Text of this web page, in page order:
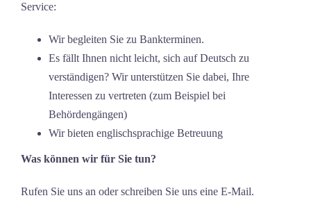
Service:
Wir begleiten Sie zu Bankterminen.
Es fällt Ihnen nicht leicht, sich auf Deutsch zu
verständigen? Wir unterstützen Sie dabei, Ihre
Interessen zu vertreten (zum Beispiel bei
Behördengängen)
Wir bieten englischsprachige Betreuung
Was können wir für Sie tun?
Rufen Sie uns an oder schreiben Sie uns eine E-Mail.